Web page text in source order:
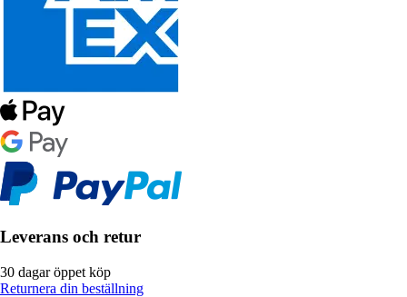
Leverans och retur
30 dagar öppet köp
Returnera din beställning